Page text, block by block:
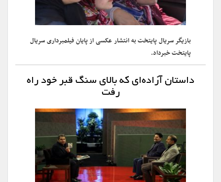
بازیگر سریال پایتخت به انتشار عکسی از پایان فیلمبرداری سریال
پایتخت خبرداد.
داستان آزاده‌ای که بالای سنگ قبر خود راه
رفت